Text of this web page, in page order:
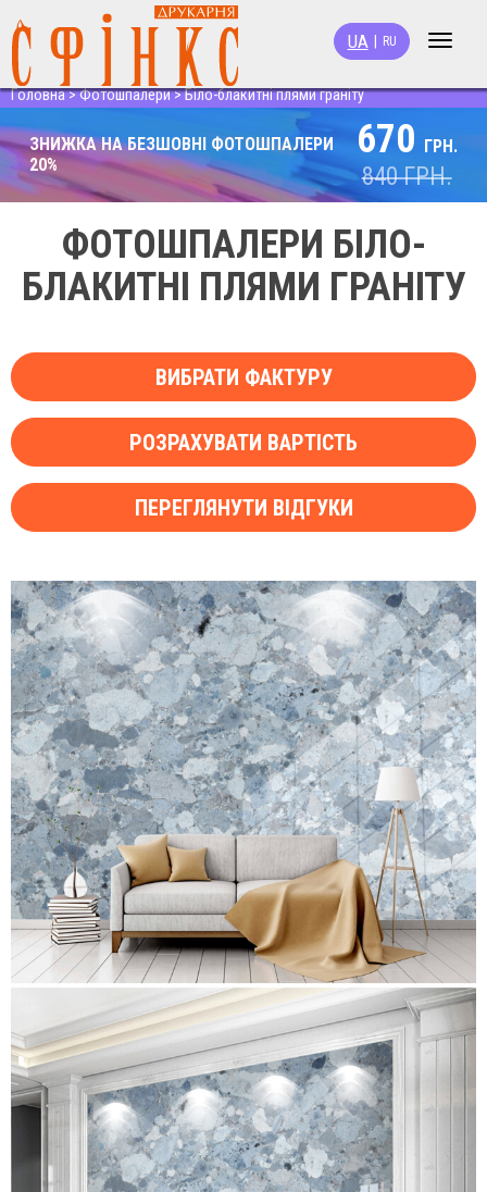
Toggle
UA RU
Головна>Фотошпалери>Біло-блакитні плями граніту
ЗНИЖКА НА БЕЗШОВНІ ФОТОШПАЛЕРИ
20%
670 ГРН.
840ГРН.
ФОТОШПАЛЕРИ БІЛО-
БЛАКИТНІ ПЛЯМИ ГРАНІТУ
ВИБРАТИ ФАКТУРУ
РОЗРАХУВАТИ ВАРТІСТЬ
ПЕРЕГЛЯНУТИ ВІДГУКИ